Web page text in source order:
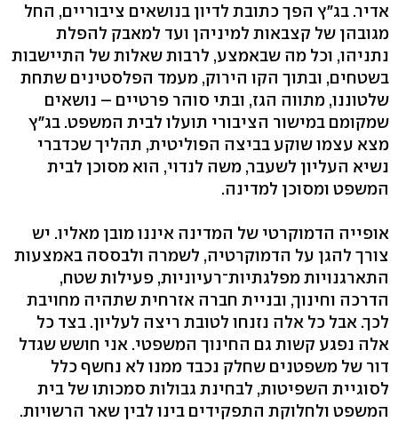
אדיר. בג"ץ הפך כתובת לדיון בנושאים ציבוריים, החל
מגובהן של קצבאות למיניהן ועד למאבק להפלת
נתניהו, וכל מה שבאמצע, לרבות שאלות של התיישבות
בשטחים, ובתוך הקו הירוק, מעמד הפלסטינים שתחת
שלטוננו, מתווה הגז, ובתי סוהר פרטיים – נושאים
שמקומם במישור הציבורי תועלו לבית המשפט. בג"ץ
מצא עצמו שוקע בביצה הפוליטית, תהליך שכדברי
נשיא העליון לשעבר, משה לנדוי, הוא מסוכן לבית
המשפט ומסוכן למדינה.
אופייה הדמוקרטי של המדינה איננו מובן מאליו. יש
צורך להגן על הדמוקרטיה, לשמרה ולבססה באמצעות
התארגנויות מפלגתיות־רעיוניות, פעילות שטח,
הדרכה וחינוך, ובניית חברה אזרחית שתהיה מחויבת
לכך. אבל כל אלה נזנחו לטובת ריצה לעליון. בצד כל
אלה נפגע קשות גם החינוך המשפטי. אני חושש שגדל
דור של משפטנים שחלק נכבד ממנו לא נחשף כלל
לסוגיית השפיטות, לבחינת גבולות סמכותו של בית
המשפט ולחלוקת התפקידים בינו לבין שאר הרשויות.